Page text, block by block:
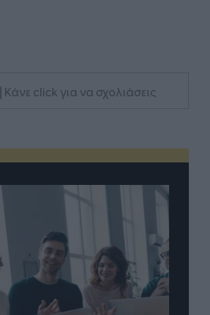
| Κάνε click για να σχολιάσεις